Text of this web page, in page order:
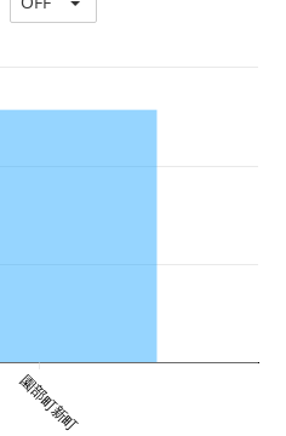
園部町新町